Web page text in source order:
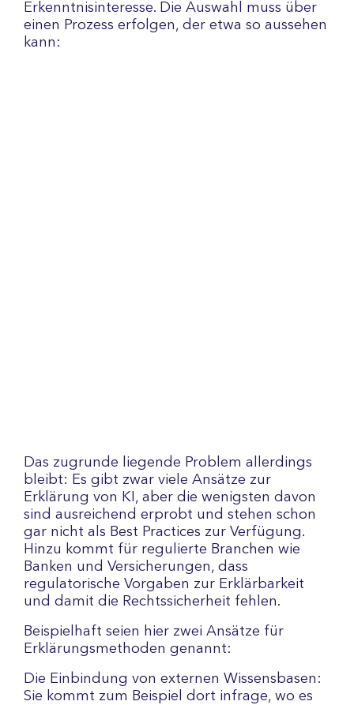
Erkenntnisinteresse. Die Auswahl muss über
einen Prozess erfolgen, der etwa so aussehen
kann:
Das zugrunde liegende Problem allerdings
bleibt: Es gibt zwar viele Ansätze zur
Erklärung von KI, aber die wenigsten davon
sind ausreichend erprobt und stehen schon
gar nicht als Best Practices zur Verfügung.
Hinzu kommt für regulierte Branchen wie
Banken und Versicherungen, dass
regulatorische Vorgaben zur Erklärbarkeit
und damit die Rechtssicherheit fehlen.
Beispielhaft seien hier zwei Ansätze für
Erklärungsmethoden genannt:
Die Einbindung von externen Wissensbasen:
Sie kommt zum Beispiel dort infrage, wo es